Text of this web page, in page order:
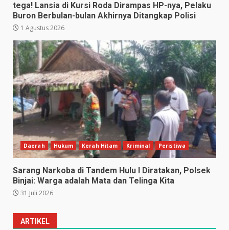
tega! Lansia di Kursi Roda Dirampas HP-nya, Pelaku
Buron Berbulan-bulan Akhirnya Ditangkap Polisi
1 Agustus 2026
Daerah Hukum Kerah Hitam Kriminal Peristiwa
Sarang Narkoba di Tandem Hulu I Diratakan, Polsek
Binjai: Warga adalah Mata dan Telinga Kita
31 Juli 2026
ARTIKEL